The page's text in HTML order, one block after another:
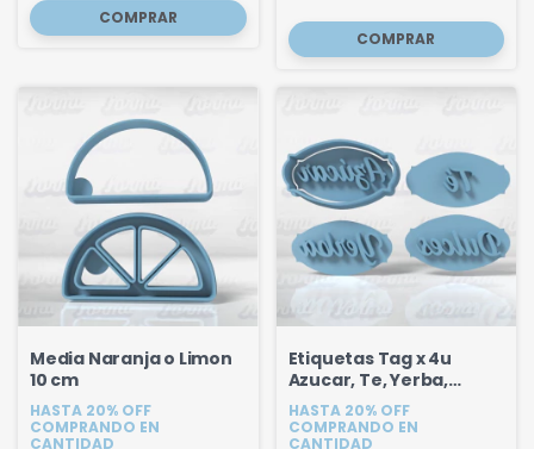
Media Naranja o Limon
10 cm
HASTA 20% OFF
COMPRANDO EN
CANTIDAD
Etiquetas Tag x 4u
Azucar, Te, Yerba,
Dulces 6 cm
HASTA 20% OFF
COMPRANDO EN
CANTIDAD